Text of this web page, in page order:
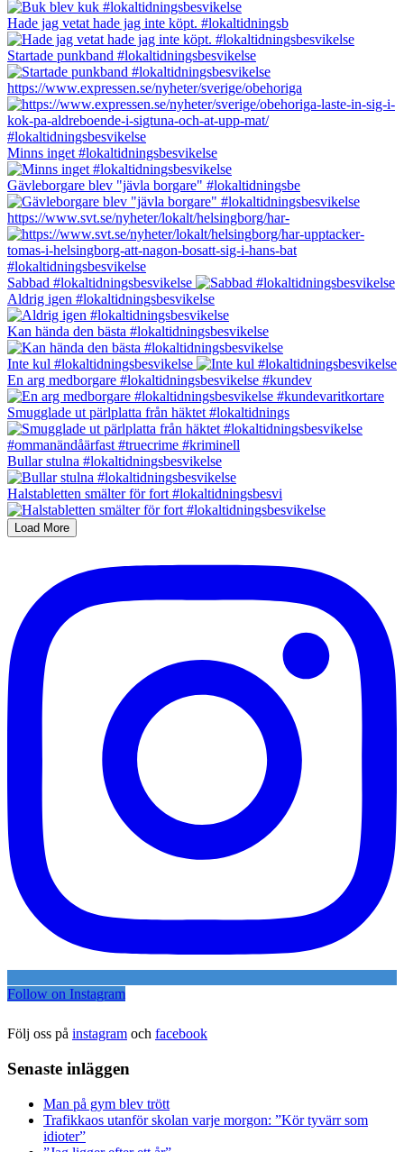
Hade jag vetat hade jag inte köpt. #lokaltidningsb
Startade punkband #lokaltidningsbesvikelse
https://www.expressen.se/nyheter/sverige/obehoriga
Minns inget #lokaltidningsbesvikelse
Gävleborgare blev "jävla borgare" #lokaltidningsbe
https://www.svt.se/nyheter/lokalt/helsingborg/har-
Sabbad #lokaltidningsbesvikelse
Aldrig igen #lokaltidningsbesvikelse
Kan hända den bästa #lokaltidningsbesvikelse
Inte kul #lokaltidningsbesvikelse
En arg medborgare #lokaltidningsbesvikelse #kundev
Smugglade ut pärlplatta från häktet #lokaltidnings
Bullar stulna #lokaltidningsbesvikelse
Halstabletten smälter för fort #lokaltidningsbesvi
Load More
Follow on Instagram
Följ oss på instagram och facebook
Senaste inläggen
Man på gym blev trött
Trafikkaos utanför skolan varje morgon: ”Kör tyvärr som
idioter”